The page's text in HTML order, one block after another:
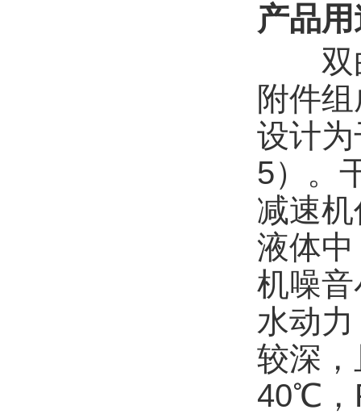
产品
双曲
附件
设计
5）。
减速
液体
机噪
水动
较深
40℃，